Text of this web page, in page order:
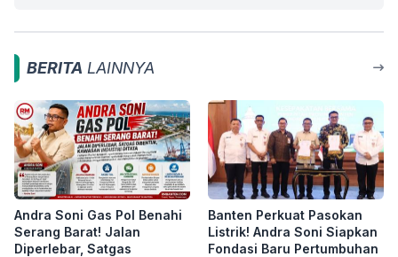
BERITA LAINNYA
Andra Soni Gas Pol Benahi
Serang Barat! Jalan
Diperlebar, Satgas
Banten Perkuat Pasokan
Listrik! Andra Soni Siapkan
Fondasi Baru Pertumbuhan